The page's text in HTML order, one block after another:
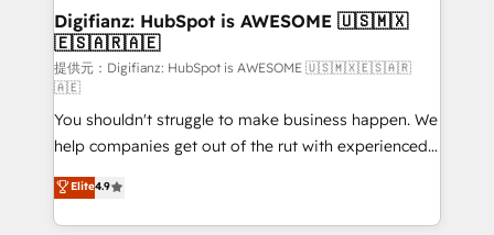
Transformation / Web Development • RevOps &
Sales Consulting • Marketing Automation What
makes us different? 🚀 Top 0.5% of global HubSpot
agencies ⚙️ The strongest technical ability and
integration capabilities 💼 Consultative, long-term
partners who will embed ourselves into your
business, processes and systems 🏢 We specialise in
working with mid-market and enterprise
organisations, global organisations and those with
Digifianz: HubSpot is AWESOME 🇺🇸🇲🇽
🇪🇸🇦🇷🇦🇪
提供元：Digifianz: HubSpot is AWESOME 🇺🇸🇲🇽🇪🇸🇦🇷
🇦🇪
You shouldn't struggle to make business happen. We
help companies get out of the rut with experienced,
process-oriented teams implementing HubSpot
Marketing, Sales, Service, CMS and Operations Hub,
so selling and actually engaging with your customers
Elite4.9